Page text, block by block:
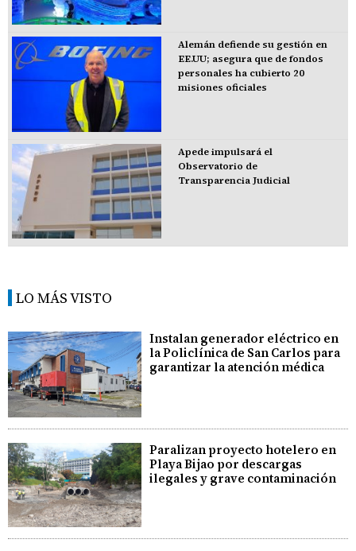
Alemán defiende su gestión en
EE.UU; asegura que de fondos
personales ha cubierto 20
misiones oficiales
Apede impulsará el
Observatorio de
Transparencia Judicial
LO MÁS VISTO
Instalan generador eléctrico en
la Policlínica de San Carlos para
garantizar la atención médica
Paralizan proyecto hotelero en
Playa Bijao por descargas
ilegales y grave contaminación